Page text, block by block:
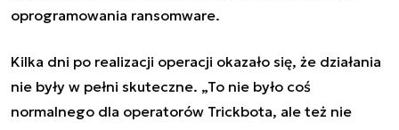
oprogramowania ransomware.
Kilka dni po realizacji operacji okazało się, że działania
nie były w pełni skuteczne. „To nie było coś
normalnego dla operatorów Trickbota, ale też nie